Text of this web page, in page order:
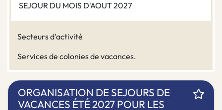
SEJOUR DU MOIS D'AOUT 2027
Secteurs d'activité
Services de colonies de vacances.
ORGANISATION DE SEJOURS DE
VACANCES ÉTÉ 2027 POUR LES